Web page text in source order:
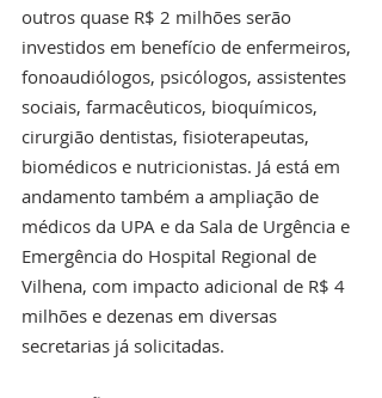
outros quase R$ 2 milhões serão
investidos em benefício de enfermeiros,
fonoaudiólogos, psicólogos, assistentes
sociais, farmacêuticos, bioquímicos,
cirurgião dentistas, fisioterapeutas,
biomédicos e nutricionistas. Já está em
andamento também a ampliação de
médicos da UPA e da Sala de Urgência e
Emergência do Hospital Regional de
Vilhena, com impacto adicional de R$ 4
milhões e dezenas em diversas
secretarias já solicitadas.